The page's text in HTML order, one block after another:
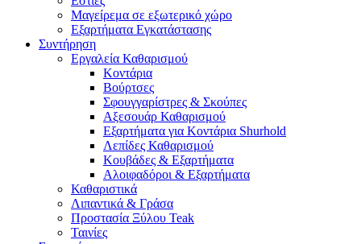
Μαγείρεμα σε εξωτερικό χώρο
Εξαρτήματα Εγκατάστασης
Συντήρηση
Εργαλεία Καθαρισμού
Κοντάρια
Βούρτσες
Σφουγγαρίστρες & Σκούπες
Αξεσουάρ Καθαρισμού
Εξαρτήματα για Κοντάρια Shurhold
Λεπίδες Καθαρισμού
Κουβάδες & Εξαρτήματα
Αλοιφαδόροι & Εξαρτήματα
Καθαριστικά
Λιπαντικά & Γράσα
Προστασία Ξύλου Teak
Ταινίες